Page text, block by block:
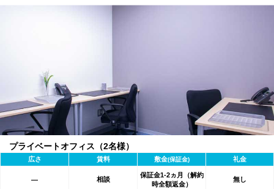
プライベートオフィス（2名様）
広さ 賃料 敷金(保証金) 礼金
― 相談
保証金1-2ヵ月（解約
時全額返金）
無し